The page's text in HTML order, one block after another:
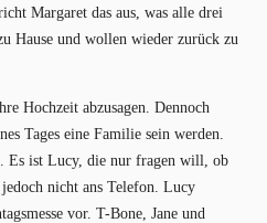
Margaret das aus, was alle drei
Hause und wollen wieder zurück zu
Hochzeit abzusagen. Dennoch
Tages eine Familie sein werden.
Es ist Lucy, die nur fragen will, ob
nicht ans Telefon. Lucy
vor. T-Bone, Jane und